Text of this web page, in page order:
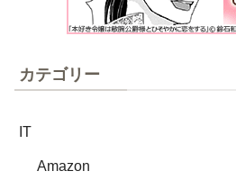
カテゴリー
IT
Amazon